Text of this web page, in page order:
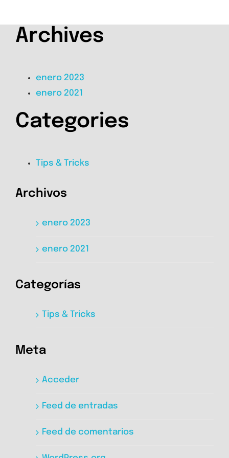
Archives
enero 2023
enero 2021
Categories
Tips & Tricks
Archivos
enero 2023
enero 2021
Categorías
Tips & Tricks
Meta
Acceder
Feed de entradas
Feed de comentarios